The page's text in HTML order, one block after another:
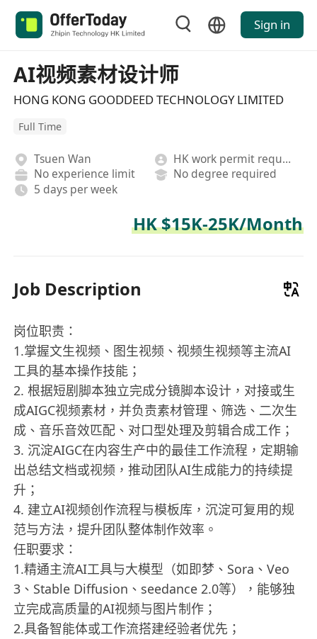
Sign in
AI视频素材设计师
HONG KONG GOODDEED TECHNOLOGY LIMITED
Full Time
Tsuen Wan
HK work permit required
No experience limit
No degree required
5 days per week
HK $15K-25K/Month
Job Description
岗位职责：
1.掌握文生视频、图生视频、视频生视频等主流AI
工具的基本操作技能；
2. 根据短剧脚本独立完成分镜脚本设计，对接或生
成AIGC视频素材，并负责素材管理、筛选、二次生
成、音乐音效匹配、对口型处理及剪辑合成工作；
3. 沉淀AIGC在内容生产中的最佳工作流程，定期输
出总结文档或视频，推动团队AI生成能力的持续提
升；
4. 建立AI视频创作流程与模板库，沉淀可复用的规
范与方法，提升团队整体制作效率。
任职要求：
1.精通主流AI工具与大模型（如即梦、Sora、Veo
3、Stable Diffusion、seedance 2.0等），能够独
立完成高质量的AI视频与图片制作；
2.具备智能体或工作流搭建经验者优先；